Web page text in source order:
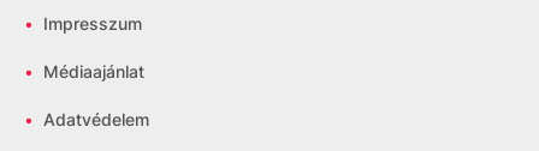
• Impresszum
• Médiaajánlat
• Adatvédelem